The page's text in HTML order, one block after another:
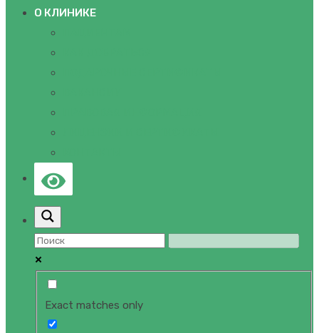
О КЛИНИКЕ
Exact matches only